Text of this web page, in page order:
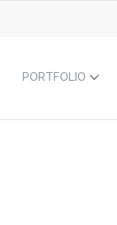
PORTFOLIO